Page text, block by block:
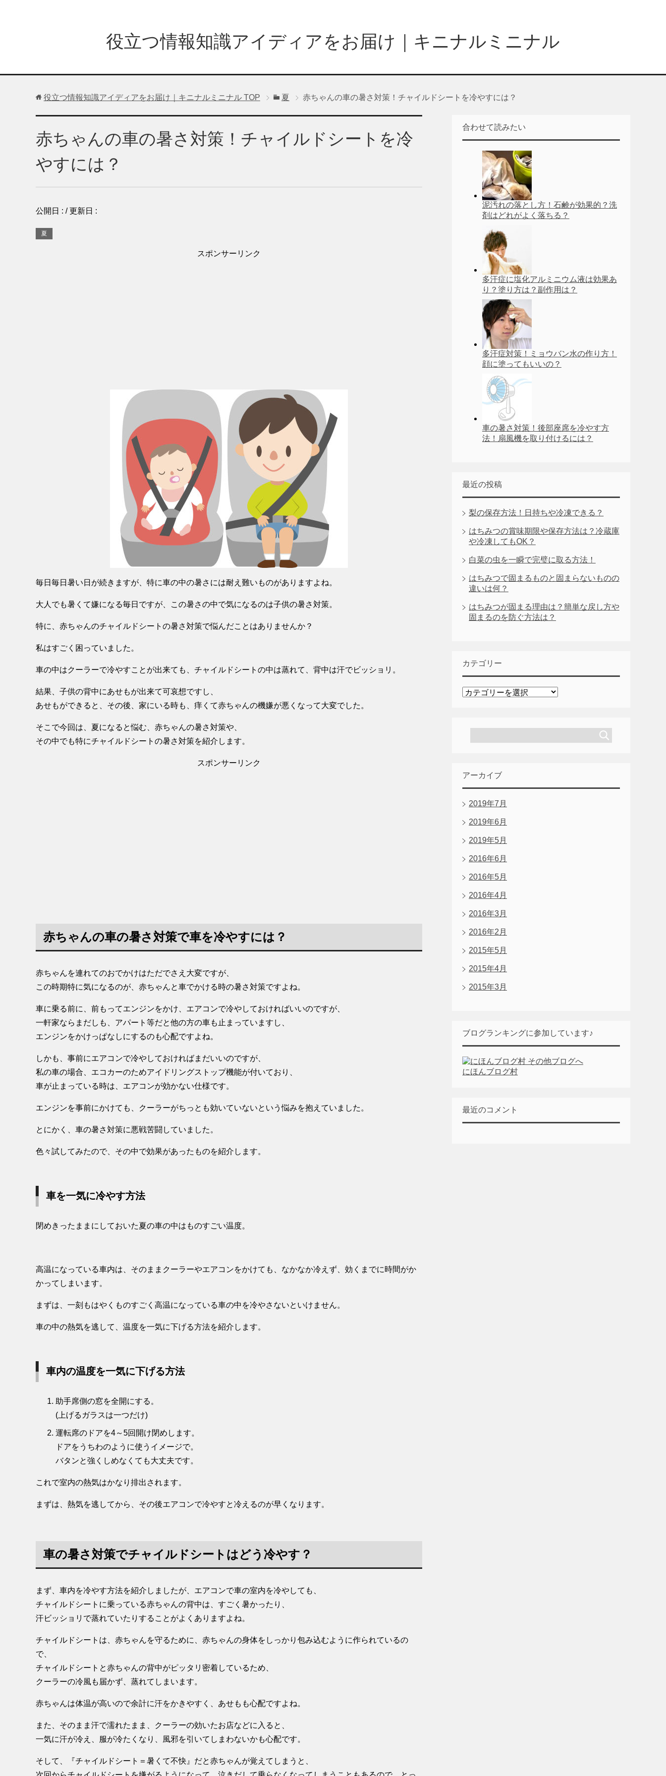
役立つ情報知識アイディアをお届け｜キニナルミニナル
役立つ情報知識アイディアをお届け｜キニナルミニナル TOP 夏 赤ちゃんの車の暑さ対策！チャイルドシートを冷やすには？
赤ちゃんの車の暑さ対策！チャイルドシートを冷
やすには？
公開日 : / 更新日 :
夏
スポンサーリンク
毎日毎日暑い日が続きますが、特に車の中の暑さには耐え難いものがありますよね。
大人でも暑くて嫌になる毎日ですが、この暑さの中で気になるのは子供の暑さ対策。
特に、赤ちゃんのチャイルドシートの暑さ対策で悩んだことはありませんか？
私はすごく困っていました。
車の中はクーラーで冷やすことが出来ても、チャイルドシートの中は蒸れて、背中は汗でビッショリ。
結果、子供の背中にあせもが出来て可哀想ですし、
あせもができると、その後、家にいる時も、痒くて赤ちゃんの機嫌が悪くなって大変でした。
そこで今回は、夏になると悩む、赤ちゃんの暑さ対策や、
その中でも特にチャイルドシートの暑さ対策を紹介します。
スポンサーリンク
赤ちゃんの車の暑さ対策で車を冷やすには？
赤ちゃんを連れてのおでかけはただでさえ大変ですが、
この時期特に気になるのが、赤ちゃんと車でかける時の暑さ対策ですよね。
車に乗る前に、前もってエンジンをかけ、エアコンで冷やしておければいいのですが、
一軒家ならまだしも、アパート等だと他の方の車も止まっていますし、
エンジンをかけっぱなしにするのも心配ですよね。
しかも、事前にエアコンで冷やしておければまだいいのですが、
私の車の場合、エコカーのためアイドリングストップ機能が付いており、
車が止まっている時は、エアコンが効かない仕様です。
エンジンを事前にかけても、クーラーがちっとも効いていないという悩みを抱えていました。
とにかく、車の暑さ対策に悪戦苦闘していました。
色々試してみたので、その中で効果があったものを紹介します。
車を一気に冷やす方法
閉めきったままにしておいた夏の車の中はものすごい温度。
高温になっている車内は、そのままクーラーやエアコンをかけても、なかなか冷えず、効くまでに時間がか
かってしまいます。
まずは、一刻もはやくものすごく高温になっている車の中を冷やさないといけません。
車の中の熱気を逃して、温度を一気に下げる方法を紹介します。
車内の温度を一気に下げる方法
助手席側の窓を全開にする。
(上げるガラスは一つだけ)
運転席のドアを4～5回開け閉めします。
ドアをうちわのように使うイメージで。
バタンと強くしめなくても大丈夫です。
これで室内の熱気はかなり排出されます。
まずは、熱気を逃してから、その後エアコンで冷やすと冷えるのが早くなります。
車の暑さ対策でチャイルドシートはどう冷やす？
まず、車内を冷やす方法を紹介しましたが、エアコンで車の室内を冷やしても、
チャイルドシートに乗っている赤ちゃんの背中は、すごく暑かったり、
汗ビッショリで蒸れていたりすることがよくありますよね。
チャイルドシートは、赤ちゃんを守るために、赤ちゃんの身体をしっかり包み込むように作られているの
で、
チャイルドシートと赤ちゃんの背中がピッタリ密着しているため、
クーラーの冷風も届かず、蒸れてしまいます。
赤ちゃんは体温が高いので余計に汗をかきやすく、あせもも心配ですよね。
また、そのまま汗で濡れたまま、クーラーの効いたお店などに入ると、
一気に汗が冷え、服が冷たくなり、風邪を引いてしまわないかも心配です。
そして、『チャイルドシート＝暑くて不快』だと赤ちゃんが覚えてしまうと、
合わせて読みたい
泥汚れの落とし方！石鹸が効果的？洗
剤はどれがよく落ちる？
多汗症に塩化アルミニウム液は効果あ
り？塗り方は？副作用は？
多汗症対策！ミョウバン水の作り方！
顔に塗ってもいいの？
車の暑さ対策！後部座席を冷やす方
法！扇風機を取り付けるには？
最近の投稿
梨の保存方法！日持ちや冷凍できる？
はちみつの賞味期限や保存方法は？冷蔵庫
や冷凍してもOK？
白菜の虫を一瞬で完璧に取る方法！
はちみつで固まるものと固まらないものの
違いは何？
はちみつが固まる理由は？簡単な戻し方や
固まるのを防ぐ方法は？
カテゴリー
カ
アーカイブ
2019年7月
2019年6月
2019年5月
2016年6月
2016年5月
2016年4月
2016年3月
2016年2月
2015年5月
2015年4月
2015年3月
ブログランキングに参加しています♪
にほんブログ村
最近のコメント